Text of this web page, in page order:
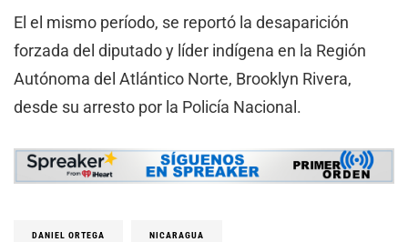
El el mismo período, se reportó la desaparición
forzada del diputado y líder indígena en la Región
Autónoma del Atlántico Norte, Brooklyn Rivera,
desde su arresto por la Policía Nacional.
DANIEL ORTEGA NICARAGUA